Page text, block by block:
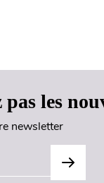
les
newsletter